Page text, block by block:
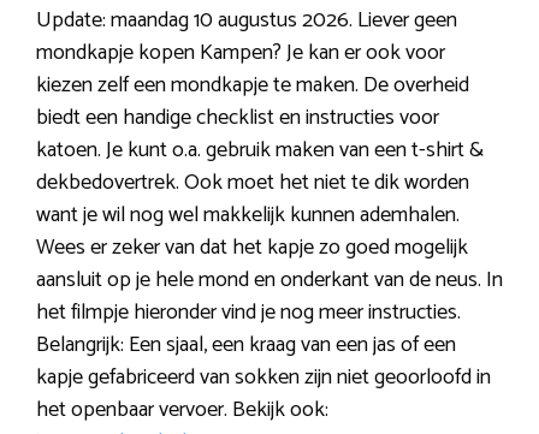
Update: maandag 10 augustus 2026. Liever geen
mondkapje kopen Kampen? Je kan er ook voor
kiezen zelf een mondkapje te maken. De overheid
biedt een handige checklist en instructies voor
katoen. Je kunt o.a. gebruik maken van een t-shirt &
dekbedovertrek. Ook moet het niet te dik worden
want je wil nog wel makkelijk kunnen ademhalen.
Wees er zeker van dat het kapje zo goed mogelijk
aansluit op je hele mond en onderkant van de neus. In
het filmpje hieronder vind je nog meer instructies.
Belangrijk: Een sjaal, een kraag van een jas of een
kapje gefabriceerd van sokken zijn niet geoorloofd in
het openbaar vervoer. Bekijk ook: